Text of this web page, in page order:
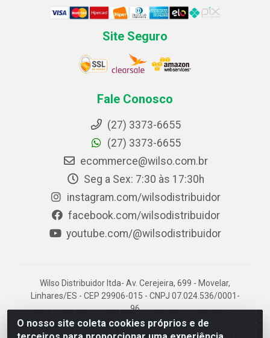
O nosso site coleta cookies próprios e de
Site Seguro
Fale Conosco
(27) 3373-6655
(27) 3373-6655
ecommerce@wilso.com.br
Seg a Sex: 7:30 às 17:30h
instagram.com/wilsodistribuidor
facebook.com/wilsodistribuidor
youtube.com/@wilsodistribuidor
Wilso Distribuidor ltda- Av. Cerejeira, 699 - Movelar,
Linhares/ES - CEP 29906-015 - CNPJ 07.024.536/0001-
96